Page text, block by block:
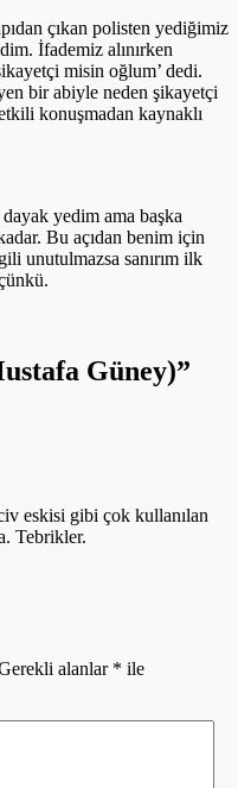
çıkan polisten yediğimiz
İfademiz alınırken
misin oğlum’ dedi.
bir abiyle neden şikayetçi
konuşmadan kaynaklı
yedim ama başka
Bu açıdan benim için
unutulmazsa sanırım ilk
Güney)”
eskisi gibi çok kullanılan
Tebrikler.
alanlar * ile